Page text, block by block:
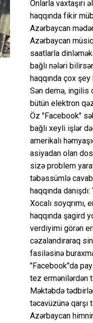
Onlarla vaxtaşırı
haqqında fikir
Azərbaycan
Azərbaycan
saatlarla
bağlı nələri
haqqında çox
Sən demə, ingilis
bütün elektron
Öz "Facebook"
bağlı xeyli işlər
amerikalı
asiyadan olan
sizə problem
təbəssümlə
haqqında
Xocalı soyqrımı,
haqqında şagird
verdiyimi görən
cəzalandıraraq
fasiləsinə
"Facebook"da
tez ermənilərdən
Məktəbdə
təcavüzünə
Azərbaycan